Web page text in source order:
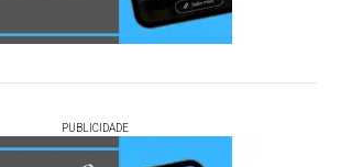
PUBLICIDADE